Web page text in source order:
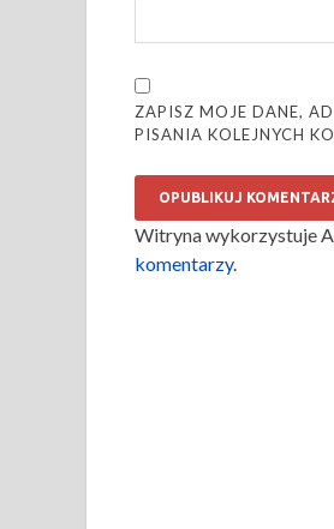
ZAPISZ MOJE DANE,
PISANIA KOLEJNYCH
Witryna wykorzystuje
komentarzy.